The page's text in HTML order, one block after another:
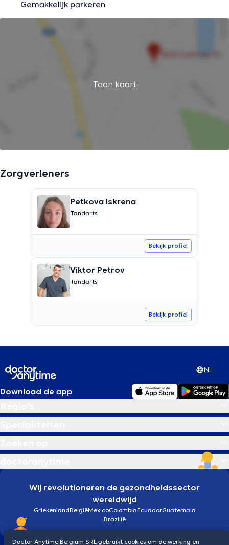
Gemakkelijk parkeren
Toon kaart
Zorgverleners
Petkova Iskrena
Tandarts
Bekijk profiel
Viktor Petrov
Tandarts
Bekijk profiel
NL
Download de app
Wij revolutioneren de gezondheidssector
wereldwijd
GriekenlandBelgiëMexicoColombiaEcuadorGuatemala
Brazilië
Doctor Anytime Belgium SRL gebruikt cookies om de werking en